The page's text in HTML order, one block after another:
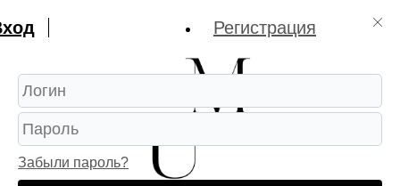
Регистрация
Забыли пароль?